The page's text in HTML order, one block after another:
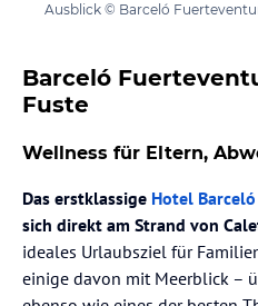
Ausblick © Barceló
Barceló
Fuste
Wellness für Eltern,
Das erstklassige Hotel
sich direkt am Strand von
ideales Urlaubsziel für
einige davon mit Meerblick –